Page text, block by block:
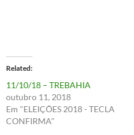
Related
11/10/18 – TREBAHIA
outubro 11, 2018
Em "ELEIÇÕES 2018 - TECLA
CONFIRMA"